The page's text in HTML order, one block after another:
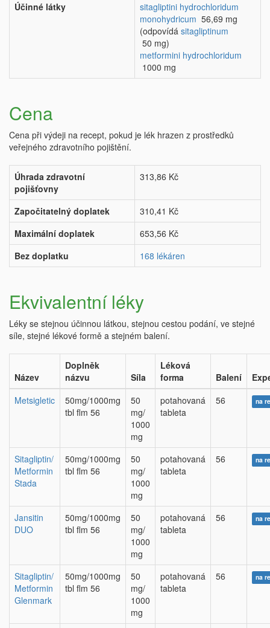
Účinné látky
sitagliptini hydrochloridum
monohydricum 56,69 mg
(odpovídá sitagliptinum
50 mg)
metformini hydrochloridum
1000 mg
Cena
Cena při výdeji na recept, pokud je lék hrazen z prostředků
veřejného zdravotního pojištění.
Úhrada zdravotní
pojišťovny
313,86 Kč
Započitatelný doplatek
310,41 Kč
Maximální doplatek
653,56 Kč
Bez doplatku
168 lékáren
Ekvivalentní léky
Léky se stejnou účinnou látkou, stejnou cestou podání, ve stejné
síle, stejné lékové formě a stejném balení.
Název
Doplněk
názvu
Síla
Léková
forma
Balení
Metsigletic
50mg/1000mg
tbl flm 56
50
mg/
1000
mg
potahovaná
tableta
56 na
Sitagliptin/
Metformin
Stada
50mg/1000mg
tbl flm 56
50
mg/
1000
mg
potahovaná
tableta
56 na
Jansitin
DUO
50mg/1000mg
tbl flm 56
50
mg/
1000
mg
potahovaná
tableta
56 na
Sitagliptin/
Metformin
Glenmark
50mg/1000mg
tbl flm 56
50
mg/
1000
mg
potahovaná
tableta
56 na